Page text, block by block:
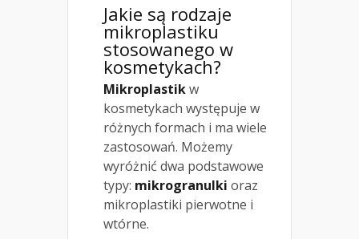
Jakie są rodzaje
mikroplastiku
stosowanego w
kosmetykach?
Mikroplastikw
kosmetykach występuje w
różnych formach i ma wiele
zastosowań. Możemy
wyróżnić dwa podstawowe
typy: mikrogranulki oraz
mikroplastiki pierwotne i
wtórne.